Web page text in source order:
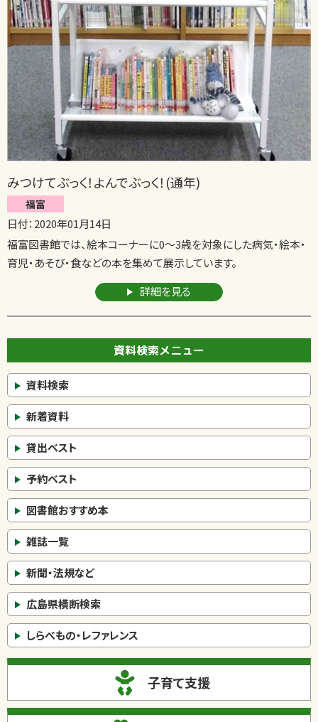
資料検索メニュー
資料検索
新着資料
貸出ベスト
予約ベスト
図書館おすすめ本
雑誌一覧
新聞・法規など
広島県横断検索
しらべもの・レファレンス
子育て支援
みつけてぶっく！よんでぶっく！(通年)
福富
日付：2020年01月14日
福富図書館では、絵本コーナーに0～3歳を対象にした病気・絵本・
育児・あそび・食などの本を集めて展示しています。
詳細を見る